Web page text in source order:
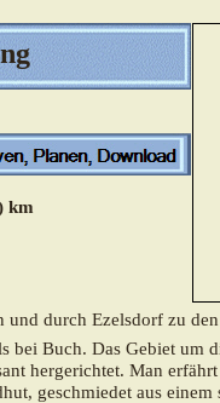
km
durch Ezelsdorf zu
bei Buch. Das Gebiet um
hergerichtet. Man
geschmiedet aus